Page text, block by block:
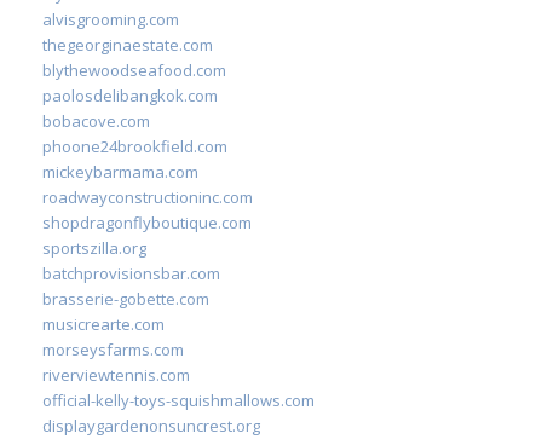
alvisgrooming.com
thegeorginaestate.com
blythewoodseafood.com
paolosdelibangkok.com
bobacove.com
phoone24brookfield.com
mickeybarmama.com
roadwayconstructioninc.com
shopdragonflyboutique.com
sportszilla.org
batchprovisionsbar.com
brasserie-gobette.com
musicrearte.com
morseysfarms.com
riverviewtennis.com
official-kelly-toys-squishmallows.com
displaygardenonsuncrest.org